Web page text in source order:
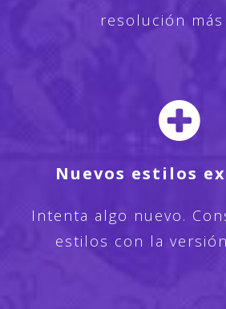
resolución
Nuevos estilos
Intenta algo nuevo.
estilos con la